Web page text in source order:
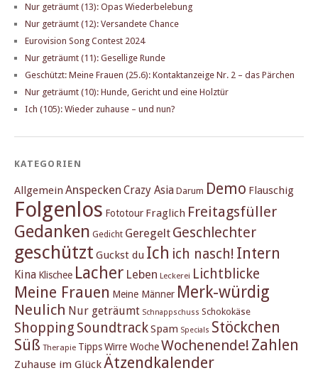
Nur geträumt (13): Opas Wiederbelebung
Nur geträumt (12): Versandete Chance
Eurovision Song Contest 2024
Nur geträumt (11): Gesellige Runde
Geschützt: Meine Frauen (25.6): Kontaktanzeige Nr. 2 – das Pärchen
Nur geträumt (10): Hunde, Gericht und eine Holztür
Ich (105): Wieder zuhause – und nun?
KATEGORIEN
Allgemein Anspecken Crazy Asia Darum Demo Flauschig
Folgenlos Fototour Fraglich Freitagsfüller
Gedanken Gedicht Geregelt Geschlechter
geschützt Guckst du Ich ich nasch! Intern
Kina Klischee Lacher Leben Leckerei Lichtblicke
Meine Frauen Meine Männer Merk-würdig
Neulich Nur geträumt Schnappschuss Schokokäse
Shopping SoundtrackSpam Specials Stöckchen
Süß Therapie TippsWirre WocheWochenende! Zahlen
Zuhause im Glück Ätzendkalender